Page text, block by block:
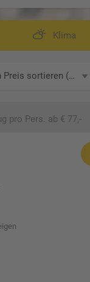
Klima
Nach Preis sortieren (aufsteigend)
pro Pers. ab € 77,-